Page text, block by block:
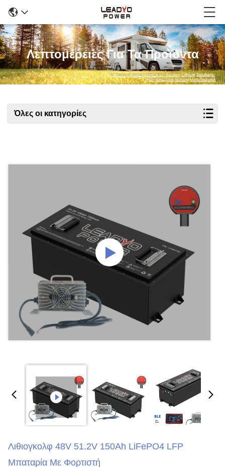
Λεπτομέρειες Για Τα Προϊόντα
Όλες οι κατηγορίες
Λιθιογκολφ 48V 51.2V 150Ah LiFePO4 LFP
Μπαταρία Με Φορτιστή